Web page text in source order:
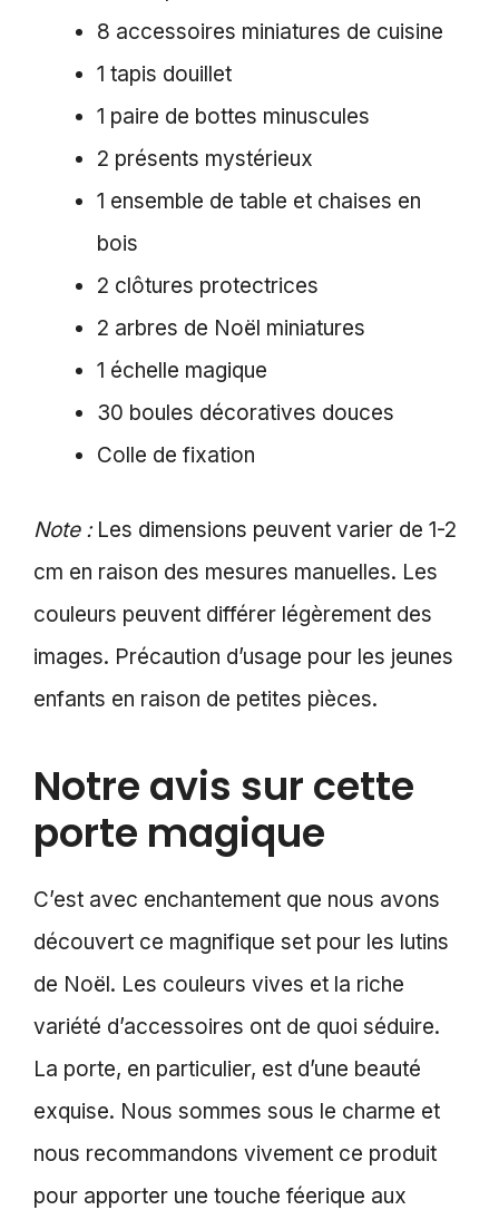
8 accessoires miniatures de cuisine
1 tapis douillet
1 paire de bottes minuscules
2 présents mystérieux
1 ensemble de table et chaises en
bois
2 clôtures protectrices
2 arbres de Noël miniatures
1 échelle magique
30 boules décoratives douces
Colle de fixation
Note :Les dimensions peuvent varier de 1-2
cm en raison des mesures manuelles. Les
couleurs peuvent différer légèrement des
images. Précaution d’usage pour les jeunes
enfants en raison de petites pièces.
Notre avis sur cette
porte magique
C’est avec enchantement que nous avons
découvert ce magnifique set pour les lutins
de Noël. Les couleurs vives et la riche
variété d’accessoires ont de quoi séduire.
La porte, en particulier, est d’une beauté
exquise. Nous sommes sous le charme et
nous recommandons vivement ce produit
pour apporter une touche féerique aux